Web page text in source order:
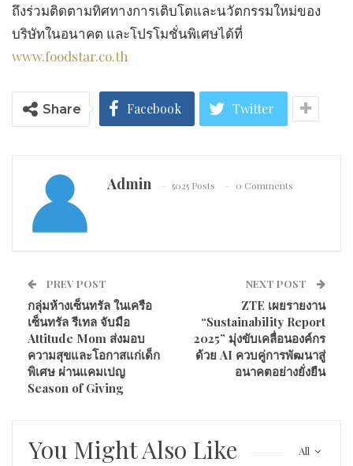
ถึงร่วมติดตามทิศทางการเติบโตและนวัตกรรมใหม่ของ
บริษัทในอนาคต และโปรโมชั่นพิเศษได้ที่
www.foodstar.co.th
Share Facebook Twitter
Admin 5025 Posts 0 Comments
PREV POST
กลุ่มห้างเซ็นทรัล ในเครือ
เซ็นทรัล รีเทล จับมือ
Attitude Mom ส่งมอบ
ความสุขและโอกาสแก่เด็ก
พิเศษ ผ่านแคมเปญ
Season of Giving
NEXT POST
ZTE เผยรายงาน
“Sustainability Report
2025” มุ่งขับเคลื่อนองค์กร
ด้วย AI ควบคู่การพัฒนาสู่
อนาคตอย่างยั่งยืน
All
You Might Also Like